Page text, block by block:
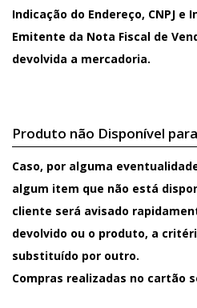
Indicação do Endereço, CNPJ e
Emitente da Nota Fiscal de
devolvida a mercadoria.
Produto não Disponível
Caso, por alguma
algum item que não está
cliente será avisado
devolvido ou o produto, a
substituído por outro.
Compras realizadas no cartão